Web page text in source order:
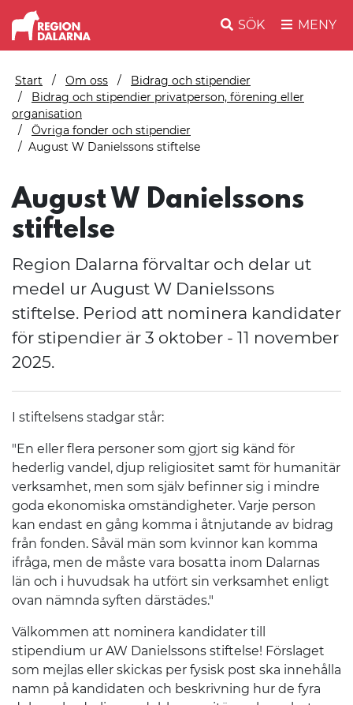
SÖK MENY
Start Om oss
Bidrag och stipendier
Bidrag och stipendier privatperson, förening eller
organisation
Övriga fonder och stipendier
August W Danielssons stiftelse
August W Danielssons
stiftelse
Region Dalarna förvaltar och delar ut
medel ur August W Danielssons
stiftelse. Period att nominera kandidater
för stipendier är 3 oktober - 11 november
2025.
I stiftelsens stadgar står:
"En eller flera personer som gjort sig känd för
hederlig vandel, djup religiositet samt för humanitär
verksamhet, men som själv befinner sig i mindre
goda ekonomiska omständigheter. Varje person
kan endast en gång komma i åtnjutande av bidrag
från fonden. Såväl män som kvinnor kan komma
ifråga, men de måste vara bosatta inom Dalarnas
län och i huvudsak ha utfört sin verksamhet enligt
ovan nämnda syften därstädes."
Välkommen att nominera kandidater till
stipendium ur AW Danielssons stiftelse! Förslaget
som mejlas eller skickas per fysisk post ska innehålla
namn på kandidaten och beskrivning hur de fyra